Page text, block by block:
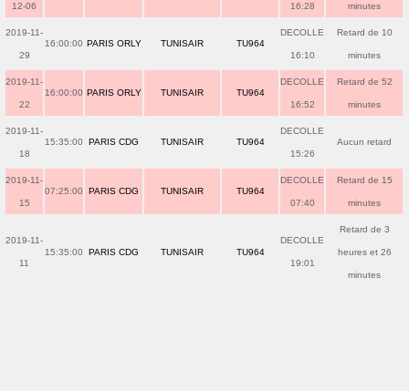
12-06 16:28 minutes
2019-11-
29
16:00:00 PARIS ORLY TUNISAIR TU964
DECOLLE
16:10
Retard de 10
minutes
2019-11-
22
16:00:00 PARIS ORLY TUNISAIR TU964
DECOLLE
16:52
Retard de 52
minutes
2019-11-
18
15:35:00 PARIS CDG TUNISAIR TU964
DECOLLE
15:26
Aucun retard
2019-11-
15
07:25:00 PARIS CDG TUNISAIR TU964
DECOLLE
07:40
Retard de 15
minutes
2019-11-
11
15:35:00 PARIS CDG TUNISAIR TU964
DECOLLE
19:01
Retard de 3
heures et 26
minutes